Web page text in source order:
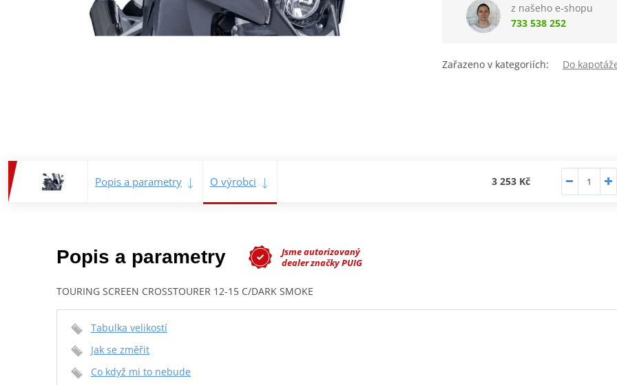
z našeho e-shopu
733 538 252
Zařazeno v kategoriích: Do
Popis a parametry O výrobci 3 253 Kč
Popis a parametry
Jsme autorizovaný
dealer značky PUIG
TOURING SCREEN CROSSTOURER 12-15 C/DARK SMOKE
Tabulka velikostí
Jak se změřit
Co když mi to nebude